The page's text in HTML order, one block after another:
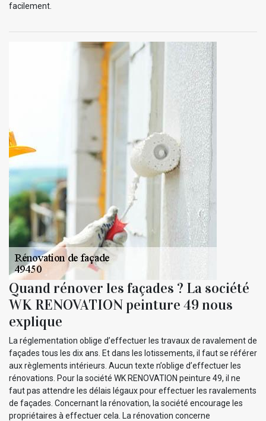
facilement.
Quand rénover les façades ? La société
WK RENOVATION peinture 49 nous
explique
La réglementation oblige d’effectuer les travaux de ravalement de
façades tous les dix ans. Et dans les lotissements, il faut se référer
aux règlements intérieurs. Aucun texte n’oblige d’effectuer les
rénovations. Pour la société WK RENOVATION peinture 49, il ne
faut pas attendre les délais légaux pour effectuer les ravalements
de façades. Concernant la rénovation, la société encourage les
propriétaires à effectuer cela. La rénovation concerne